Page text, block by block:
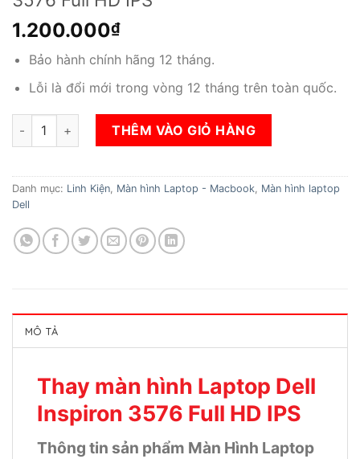
1.200.000₫
Bảo hành chính hãng 12 tháng.
Lỗi là đổi mới trong vòng 12 tháng trên toàn quốc.
Thay màn hình Laptop Dell Inspiron 3576 Full HD IPS số lượng
THÊM VÀO GIỎ HÀNG
Danh mục: Linh Kiện, Màn hình Laptop - Macbook, Màn hình laptop
Dell
MÔ TẢ
Thay màn hình Laptop Dell
Inspiron 3576 Full HD IPS
Thông tin sản phẩm Màn Hình Laptop